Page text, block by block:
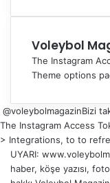
Voleybol
The Instagram
Theme options
@voleybolmagazinBizi
The Instagram Access
> Integrations, to to
UYARI:
haber, köşe yazısı,